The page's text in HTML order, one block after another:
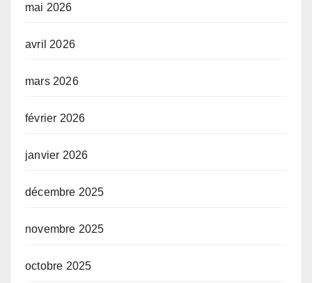
mai 2026
avril 2026
mars 2026
février 2026
janvier 2026
décembre 2025
novembre 2025
octobre 2025